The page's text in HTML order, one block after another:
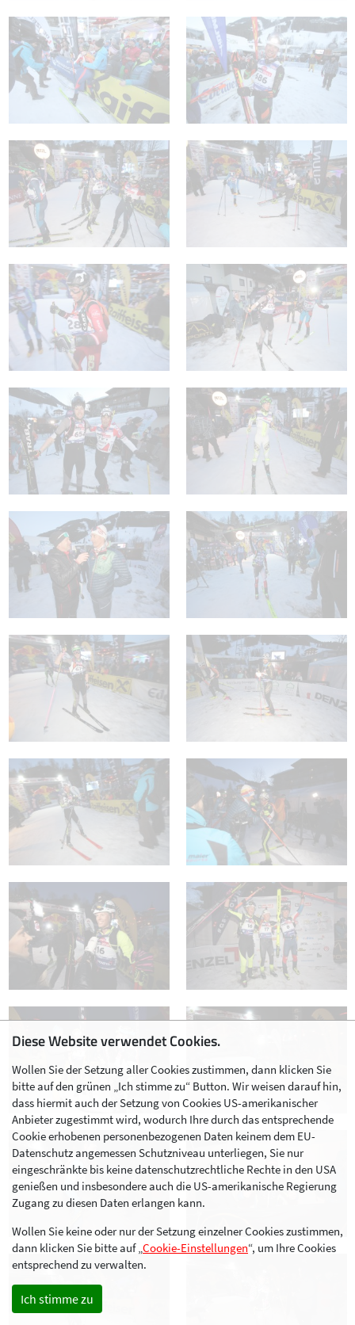
Diese Website verwendet Cookies.
Wollen Sie der Setzung aller Cookies zustimmen, dann klicken Sie
bitte auf den grünen „Ich stimme zu“ Button. Wir weisen darauf hin,
dass hiermit auch der Setzung von Cookies US-amerikanischer
Anbieter zugestimmt wird, wodurch Ihre durch das entsprechende
Cookie erhobenen personenbezogenen Daten keinem dem EU-
Datenschutz angemessen Schutzniveau unterliegen, Sie nur
eingeschränkte bis keine datenschutzrechtliche Rechte in den USA
genießen und insbesondere auch die US-amerikanische Regierung
Zugang zu diesen Daten erlangen kann.
Wollen Sie keine oder nur der Setzung einzelner Cookies zustimmen,
dann klicken Sie bitte auf „Cookie-Einstellungen“, um Ihre Cookies
entsprechend zu verwalten.
Ich stimme zu